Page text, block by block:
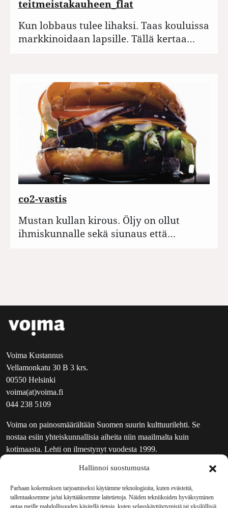
Hallinnoi suostumusta
Parhaan kokemuksen tarjoamiseksi käytämme teknologioita, kuten evästeitä,
tallentaaksemme ja/tai käyttääksemme laitetietoja. Näiden tekniikoiden hyväksyminen
antaa meille mahdollisuuden käsitellä tietoja, kuten selauskäyttäytymistä tai yksilöllisiä
teitmeistakauheen_flat
Kun lobbaus tulee lihaksi. Taas kouluissa
markkinoidaan lapsille. Tällä kertaa…
co2-vastis
Mustan kullan kirous. Öljy on ollut
ihmiskunnalle sekä siunaus että…
Voima Kustannus
Vellamonkatu 30 B 3 krs.
00550 Helsinki
voima(at)voima.fi
044 238 5109
Voima on painosmäärältään Suomen suurin kulttuurilehti. Se
nostaa esiin yhteiskunnallisia aiheita niin maailmalta kuin
kotimaasta. Lehti on ilmestynyt vuodesta 1999.
UUTISKIRJE
MAINOSTAJILLE